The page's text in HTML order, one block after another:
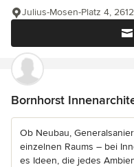
Julius-Mosen-Platz 4,
Bornhorst
Ob Neubau,
einzelnen Raums – bei
es Ideen, die jedes